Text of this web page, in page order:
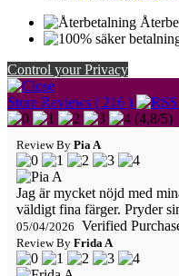
Control your Privacy
Store Reviews ( 216 )
(4,8/5)
Review By Pia A
Jag är mycket nöjd med
väldigt fina färger. Pryder
05/04/2026 Verified
Review By Frida A